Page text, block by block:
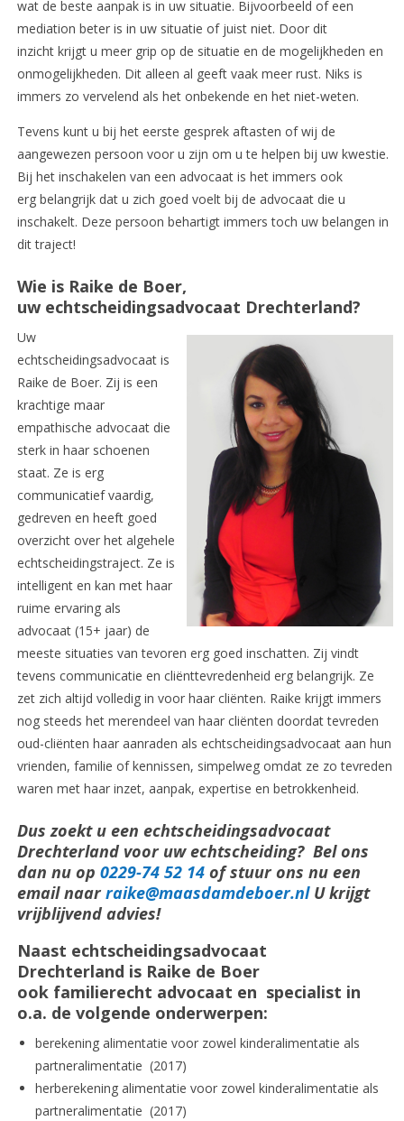
wat de beste aanpak is in uw situatie. Bijvoorbeeld of een
mediation beter is in uw situatie of juist niet. Door dit
inzicht krijgt u meer grip op de situatie en de mogelijkheden en
onmogelijkheden. Dit alleen al geeft vaak meer rust. Niks is
immers zo vervelend als het onbekende en het niet-weten.
Tevens kunt u bij het eerste gesprek aftasten of wij de
aangewezen persoon voor u zijn om u te helpen bij uw kwestie.
Bij het inschakelen van een advocaat is het immers ook
erg belangrijk dat u zich goed voelt bij de advocaat die u
inschakelt. Deze persoon behartigt immers toch uw belangen in
dit traject!
Wie is Raike de Boer,
uw echtscheidingsadvocaat Drechterland?
Uw
echtscheidingsadvocaat is
Raike de Boer. Zij is een
krachtige maar
empathische advocaat die
sterk in haar schoenen
staat. Ze is erg
communicatief vaardig,
gedreven en heeft goed
overzicht over het algehele
echtscheidingstraject. Ze is
intelligent en kan met haar
ruime ervaring als
advocaat (15+ jaar) de
meeste situaties van tevoren erg goed inschatten. Zij vindt
tevens communicatie en cliënttevredenheid erg belangrijk. Ze
zet zich altijd volledig in voor haar cliënten. Raike krijgt immers
nog steeds het merendeel van haar cliënten doordat tevreden
oud-cliënten haar aanraden als echtscheidingsadvocaat aan hun
vrienden, familie of kennissen, simpelweg omdat ze zo tevreden
waren met haar inzet, aanpak, expertise en betrokkenheid.
Dus zoekt u een echtscheidingsadvocaat
Drechterland voor uw echtscheiding? Bel ons
dan nu op 0229-74 52 14of stuur ons nu een
email naar raike@maasdamdeboer.nl U krijgt
vrijblijvend advies!
Naast echtscheidingsadvocaat
Drechterland is Raike de Boer
ook familierecht advocaat en specialist in
o.a. de volgende onderwerpen:
berekening alimentatie voor zowel kinderalimentatie als
partneralimentatie (2017)
herberekening alimentatie voor zowel kinderalimentatie als
partneralimentatie (2017)